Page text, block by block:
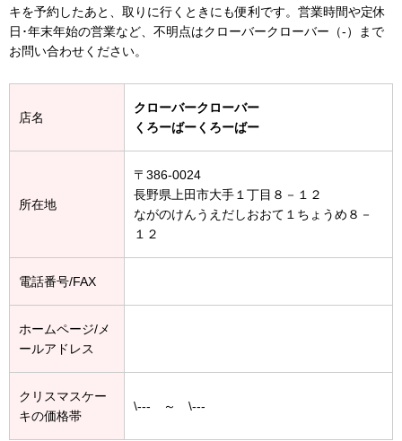
キを予約したあと、取りに行くときにも便利です。営業時間や定休
日･年末年始の営業など、不明点はクローバークローバー（-）まで
お問い合わせください。
店名
クローバークローバー
くろーばーくろーばー
所在地
〒386-0024
長野県上田市大手１丁目８－１２
ながのけんうえだしおおて１ちょうめ８－
１２
電話番号/FAX
ホームページ/メ
ールアドレス
クリスマスケー
キの価格帯
\--- ～ \---